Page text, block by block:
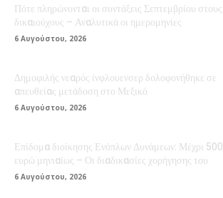
Πότε πληρώνονται οι συντάξεις Σεπτεμβρίου στους
δικαιούχους – Αναλυτικά οι ημερομηνίες
6 Αυγούστου, 2026
Δημοφιλής νεαρός ίνφλουενσερ δολοφονήθηκε σε
απευθείας μετάδοση στο Μεξικό
6 Αυγούστου, 2026
Επίδομα διοίκησης Ενόπλων Δυνάμεων: Μέχρι 500
ευρώ μηνιαίως – Οι διαδικασίες χορήγησης του
6 Αυγούστου, 2026